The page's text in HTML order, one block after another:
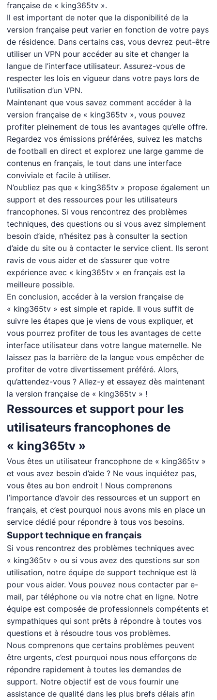
française de « king365tv ».
Il est important de noter que la disponibilité de la
version française peut varier en fonction de votre pays
de résidence. Dans certains cas, vous devrez peut-être
utiliser un VPN pour accéder au site et changer la
langue de l’interface utilisateur. Assurez-vous de
respecter les lois en vigueur dans votre pays lors de
l’utilisation d’un VPN.
Maintenant que vous savez comment accéder à la
version française de « king365tv », vous pouvez
profiter pleinement de tous les avantages qu’elle offre.
Regardez vos émissions préférées, suivez les matchs
de football en direct et explorez une large gamme de
contenus en français, le tout dans une interface
conviviale et facile à utiliser.
N’oubliez pas que « king365tv » propose également un
support et des ressources pour les utilisateurs
francophones. Si vous rencontrez des problèmes
techniques, des questions ou si vous avez simplement
besoin d’aide, n’hésitez pas à consulter la section
d’aide du site ou à contacter le service client. Ils seront
ravis de vous aider et de s’assurer que votre
expérience avec « king365tv » en français est la
meilleure possible.
En conclusion, accéder à la version française de
« king365tv » est simple et rapide. Il vous suffit de
suivre les étapes que je viens de vous expliquer, et
vous pourrez profiter de tous les avantages de cette
interface utilisateur dans votre langue maternelle. Ne
laissez pas la barrière de la langue vous empêcher de
profiter de votre divertissement préféré. Alors,
qu’attendez-vous ? Allez-y et essayez dès maintenant
la version française de « king365tv » !
Ressources et support pour les
utilisateurs francophones de
« king365tv »
Vous êtes un utilisateur francophone de « king365tv »
et vous avez besoin d’aide ? Ne vous inquiétez pas,
vous êtes au bon endroit ! Nous comprenons
l’importance d’avoir des ressources et un support en
français, et c’est pourquoi nous avons mis en place un
service dédié pour répondre à tous vos besoins.
Support technique en français
Si vous rencontrez des problèmes techniques avec
« king365tv » ou si vous avez des questions sur son
utilisation, notre équipe de support technique est là
pour vous aider. Vous pouvez nous contacter par e-
mail, par téléphone ou via notre chat en ligne. Notre
équipe est composée de professionnels compétents et
sympathiques qui sont prêts à répondre à toutes vos
questions et à résoudre tous vos problèmes.
Nous comprenons que certains problèmes peuvent
être urgents, c’est pourquoi nous nous efforçons de
répondre rapidement à toutes les demandes de
support. Notre objectif est de vous fournir une
assistance de qualité dans les plus brefs délais afin